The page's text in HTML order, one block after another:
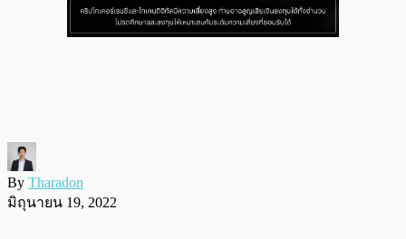
By Tharadon
มิถุนายน 19, 2022